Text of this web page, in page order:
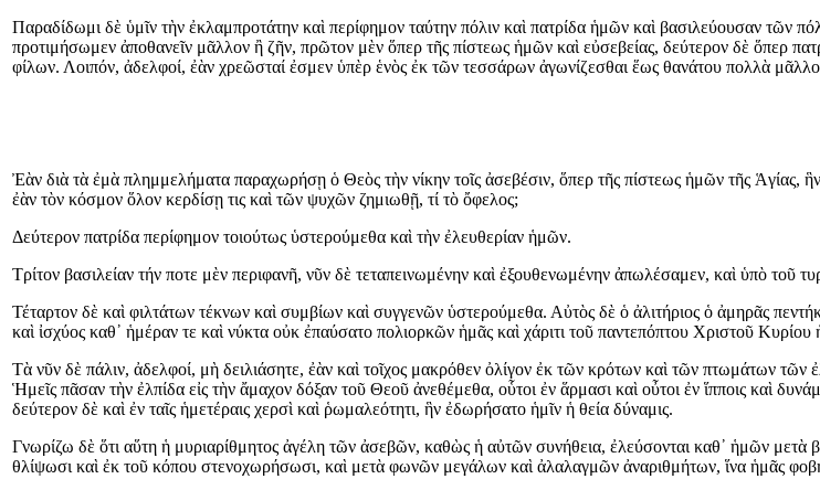
Παραδίδωμι δὲ ὑμῖν τὴν ἐκλαμπροτάτην καὶ περίφημον ταύτην πόλιν καὶ πατρίδα ἡμῶν καὶ βασιλεύουσαν τῶν
προτιμήσωμεν ἀποθανεῖν μᾶλλον ἢ ζῆν, πρῶτον μὲν ὅπερ τῆς πίστεως ἡμῶν καὶ εὐσεβείας, δεύτερον δὲ ὅπερ
φίλων. Λοιπόν, ἀδελφοί, ἐὰν χρεῶσταί ἐσμεν ὑπὲρ ἑνὸς ἐκ τῶν τεσσάρων ἀγωνίζεσθαι ἕως θανάτου πολλὰ
Ἐὰν διὰ τὰ ἐμὰ πλημμελήματα παραχωρήσῃ ὁ Θεὸς τὴν νίκην τοῖς ἀσεβέσιν, ὅπερ τῆς πίστεως ἡμῶν τῆς Ἁγίας,
ἐὰν τὸν κόσμον ὅλον κερδίσῃ τις καὶ τῶν ψυχῶν ζημιωθῇ, τί τὸ ὄφελος;
Δεύτερον πατρίδα περίφημον τοιούτως ὑστερούμεθα καὶ τὴν ἐλευθερίαν ἡμῶν.
Τρίτον βασιλείαν τήν ποτε μὲν περιφανῆ, νῦν δὲ τεταπεινωμένην καὶ ἐξουθενωμένην ἀπωλέσαμεν, καὶ ὑπὸ τοῦ
Τέταρτον δὲ καὶ φιλτάτων τέκνων καὶ συμβίων καὶ συγγενῶν ὑστερούμεθα. Αὐτὸς δὲ ὁ ἀλιτήριος ὁ ἀμηρᾶς
καὶ ἰσχύος καθ᾿ ἡμέραν τε καὶ νύκτα οὐκ ἐπαύσατο πολιορκῶν ἡμᾶς καὶ χάριτι τοῦ παντεπόπτου Χριστοῦ
Τὰ νῦν δὲ πάλιν, ἀδελφοί, μὴ δειλιάσητε, ἐὰν καὶ τοῖχος μακρόθεν ὀλίγον ἐκ τῶν κρότων καὶ τῶν πτωμάτων
Ἡμεῖς πᾶσαν τὴν ἐλπίδα εἰς τὴν ἄμαχον δόξαν τοῦ Θεοῦ ἀνεθέμεθα, οὗτοι ἐν ἅρμασι καὶ οὖτοι ἐν ἵπποις καὶ
δεύτερον δὲ καὶ ἐν ταῖς ἡμετέραις χερσὶ καὶ ῥωμαλεότητι, ἣν ἐδωρήσατο ἡμῖν ἡ θεία δύναμις.
Γνωρίζω δὲ ὅτι αὕτη ἡ μυριαρίθμητος ἀγέλη τῶν ἀσεβῶν, καθὼς ἡ αὐτῶν συνήθεια, ἐλεύσονται καθ᾿ ἡμῶν μετὰ
θλίψωσι καὶ ἐκ τοῦ κόπου στενοχωρήσωσι, καὶ μετὰ φωνῶν μεγάλων καὶ ἀλαλαγμῶν ἀναριθμήτων, ἵνα ἡμᾶς